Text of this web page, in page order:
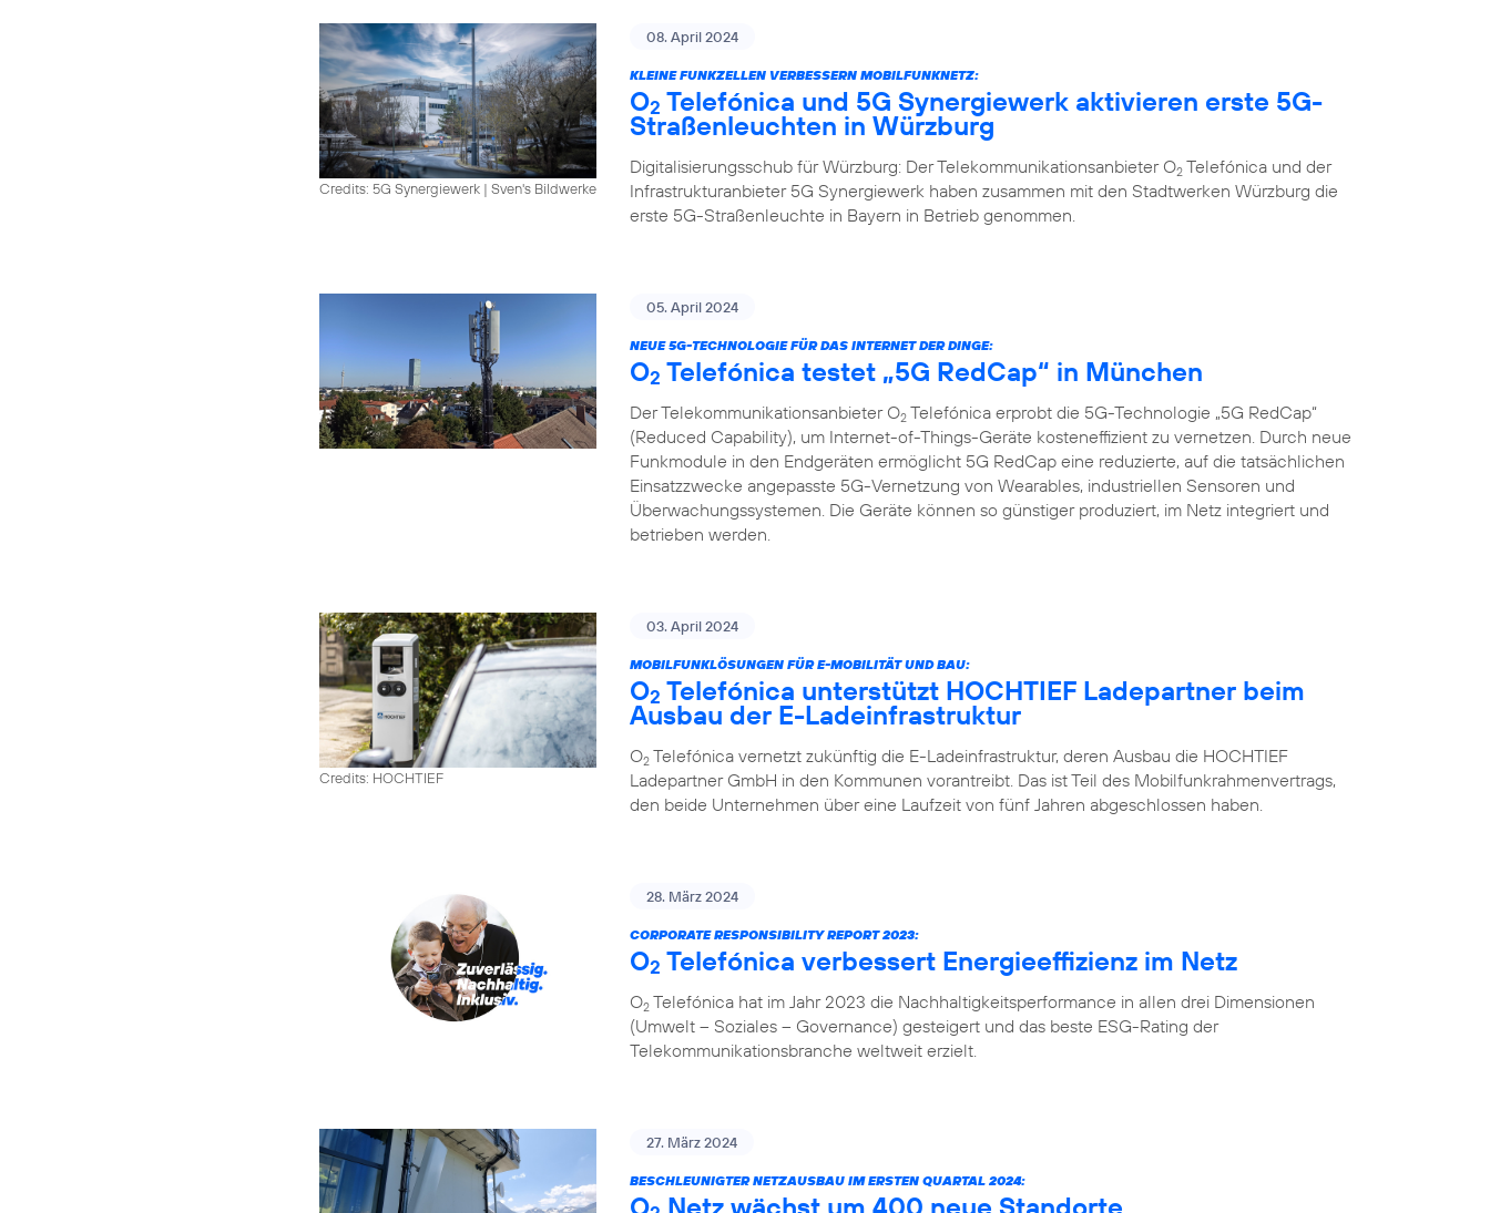
Credits: 5G Synergiewerk | Sven's Bildwerke
08. April 2024
KLEINE FUNKZELLEN VERBESSERN MOBILFUNKNETZ:
O2 Telefónica und 5G Synergiewerk aktivieren erste 5G-
Straßenleuchten in Würzburg
Digitalisierungsschub für Würzburg: Der Telekommunikationsanbieter O2 Telefónica und der
Infrastrukturanbieter 5G Synergiewerk haben zusammen mit den Stadtwerken Würzburg die
erste 5G-Straßenleuchte in Bayern in Betrieb genommen.
05. April 2024
NEUE 5G-TECHNOLOGIE FÜR DAS INTERNET DER DINGE:
O2 Telefónica testet „5G RedCap“ in München
Der Telekommunikationsanbieter O2 Telefónica erprobt die 5G-Technologie „5G RedCap“
(Reduced Capability), um Internet-of-Things-Geräte kosteneffizient zu vernetzen. Durch neue
Funkmodule in den Endgeräten ermöglicht 5G RedCap eine reduzierte, auf die tatsächlichen
Einsatzzwecke angepasste 5G-Vernetzung von Wearables, industriellen Sensoren und
Überwachungssystemen. Die Geräte können so günstiger produziert, im Netz integriert und
betrieben werden.
Credits: HOCHTIEF
03. April 2024
MOBILFUNKLÖSUNGEN FÜR E-MOBILITÄT UND BAU:
O2 Telefónica unterstützt HOCHTIEF Ladepartner beim
Ausbau der E-Ladeinfrastruktur
O2 Telefónica vernetzt zukünftig die E-Ladeinfrastruktur, deren Ausbau die HOCHTIEF
Ladepartner GmbH in den Kommunen vorantreibt. Das ist Teil des Mobilfunkrahmenvertrags,
den beide Unternehmen über eine Laufzeit von fünf Jahren abgeschlossen haben.
28. März 2024
CORPORATE RESPONSIBILITY REPORT 2023:
O2 Telefónica verbessert Energieeffizienz im Netz
O2 Telefónica hat im Jahr 2023 die Nachhaltigkeitsperformance in allen drei Dimensionen
(Umwelt – Soziales – Governance) gesteigert und das beste ESG-Rating der
Telekommunikationsbranche weltweit erzielt.
27. März 2024
BESCHLEUNIGTER NETZAUSBAU IM ERSTEN QUARTAL 2024:
O Netz wächst um 400 neue Standorte